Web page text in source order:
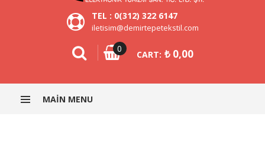
TEL : 0(312) 322 6147
iletisim@demirtepetekstil.com
0
CART: ₺0,00
MAIN MENU